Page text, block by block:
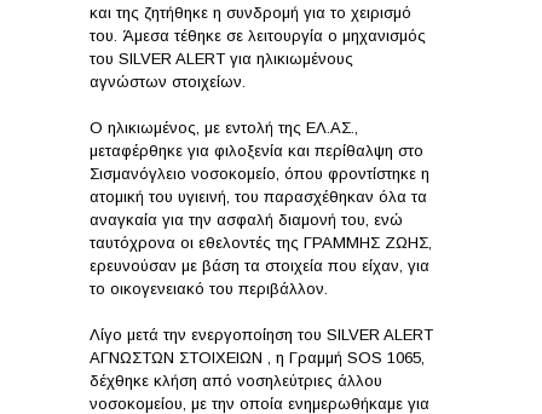
και της ζητήθηκε η συνδρομή για το χειρισμό
του. Άμεσα τέθηκε σε λειτουργία ο μηχανισμός
του SILVER ALERT για ηλικιωμένους
αγνώστων στοιχείων.
Ο ηλικιωμένος, με εντολή της ΕΛ.ΑΣ.,
μεταφέρθηκε για φιλοξενία και περίθαλψη στο
Σισμανόγλειο νοσοκομείο, όπου φροντίστηκε η
ατομική του υγιεινή, του παρασχέθηκαν όλα τα
αναγκαία για την ασφαλή διαμονή του, ενώ
ταυτόχρονα οι εθελοντές της ΓΡΑΜΜΗΣ ΖΩΗΣ,
ερευνούσαν με βάση τα στοιχεία που είχαν, για
το οικογενειακό του περιβάλλον.
Λίγο μετά την ενεργοποίηση του SILVER ALERT
AΓΝΩΣΤΩΝ ΣΤΟΙΧΕΙΩΝ , η Γραμμή SOS 1065,
δέχθηκε κλήση από νοσηλεύτριες άλλου
νοσοκομείου, με την οποία ενημερωθήκαμε για